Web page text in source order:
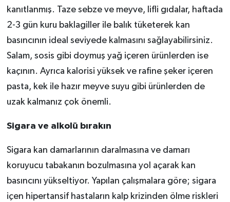
kanıtlanmış. Taze sebze ve meyve, lifli gıdalar, haftada
2-3 gün kuru baklagiller ile balık tüketerek kan
basıncının ideal seviyede kalmasını sağlayabilirsiniz.
Salam, sosis gibi doymuş yağ içeren ürünlerden ise
kaçının. Ayrıca kalorisi yüksek ve rafine şeker içeren
pasta, kek ile hazır meyve suyu gibi ürünlerden de
uzak kalmanız çok önemli.
Sigara ve alkolü bırakın
Sigara kan damarlarının daralmasına ve damarı
koruyucu tabakanın bozulmasına yol açarak kan
basıncını yükseltiyor. Yapılan çalışmalara göre; sigara
içen hipertansif hastaların kalp krizinden ölme riskleri